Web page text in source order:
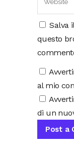
Salva
questo
al mio
di un